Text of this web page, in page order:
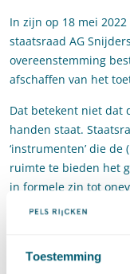
Toestemming
In zijn op 18 mei
staatsraad AG
overeenstemming
afschaffen van het
Dat betekent niet dat
handen staat.
‘instrumenten’ die
ruimte te bieden het
in formele zin tot
manier waarop de
‘beginsel conform’
het resultaat